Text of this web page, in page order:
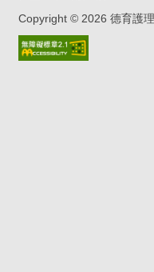
Copyright © 2026 德育護